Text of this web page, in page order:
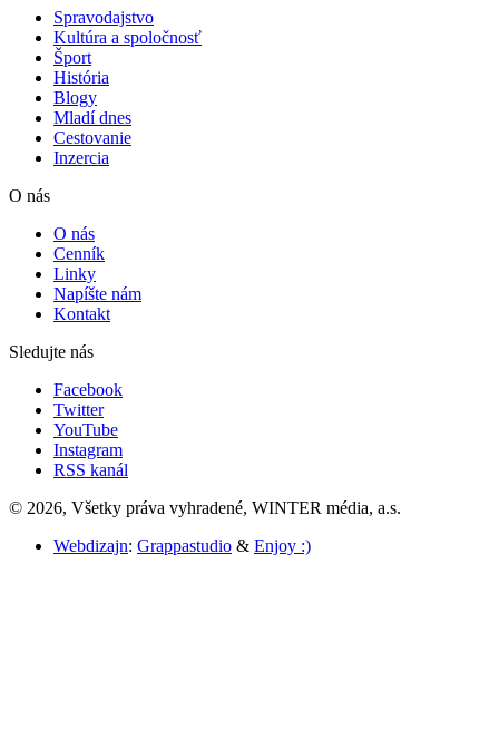
Spravodajstvo
Kultúra a spoločnosť
Šport
História
Blogy
Mladí dnes
Cestovanie
Inzercia
O nás
O nás
Cenník
Linky
Napíšte nám
Kontakt
Sledujte nás
Facebook
Twitter
YouTube
Instagram
RSS kanál
© 2026, Všetky práva vyhradené, WINTER média, a.s.
Webdizajn: Grappastudio & Enjoy :)